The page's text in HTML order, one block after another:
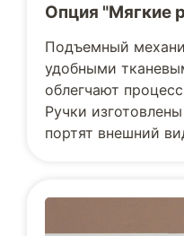
Опция "Мягкие
Подъемный
удобными
облегчают
Ручки
портят внешний